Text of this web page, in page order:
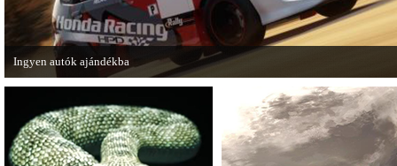
Ingyen autók ajándékba
A Forza Horizon készítői ingyenesen letölthető autókkal kedveskednek a
számára.